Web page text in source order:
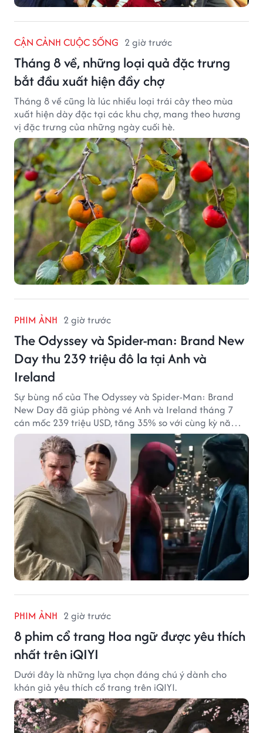
CẬN CẢNH CUỘC SỐNG 2 giờ trước
Tháng 8 về, những loại quả đặc trưng
bắt đầu xuất hiện đầy chợ
Tháng 8 về cũng là lúc nhiều loại trái cây theo mùa
xuất hiện dày đặc tại các khu chợ, mang theo hương
vị đặc trưng của những ngày cuối hè.
PHIM ẢNH 2 giờ trước
The Odyssey và Spider-man: Brand New
Day thu 239 triệu đô la tại Anh và
Ireland
Sự bùng nổ của The Odyssey và Spider-Man: Brand
New Day đã giúp phòng vé Anh và Ireland tháng 7
cán mốc 239 triệu USD, tăng 35% so với cùng kỳ năm
ngoái.
PHIM ẢNH 2 giờ trước
8 phim cổ trang Hoa ngữ được yêu thích
nhất trên iQIYI
Dưới đây là những lựa chọn đáng chú ý dành cho
khán giả yêu thích cổ trang trên iQIYI.